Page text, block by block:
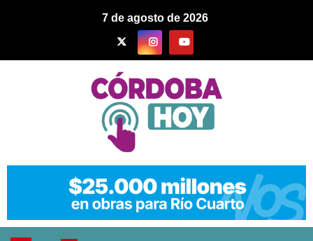
7 de agosto de 2026